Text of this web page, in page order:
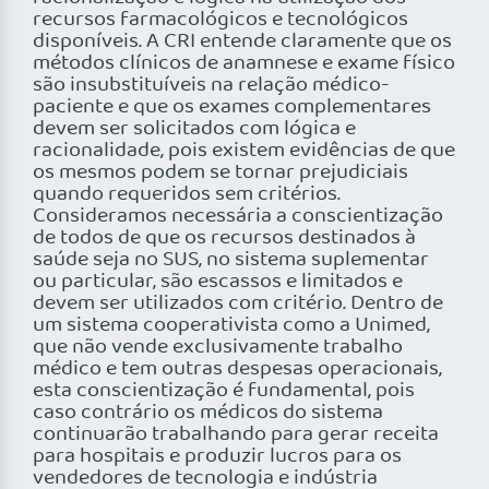
recursos farmacológicos e tecnológicos
disponíveis. A CRI entende claramente que os
métodos clínicos de anamnese e exame físico
são insubstituíveis na relação médico-
paciente e que os exames complementares
devem ser solicitados com lógica e
racionalidade, pois existem evidências de que
os mesmos podem se tornar prejudiciais
quando requeridos sem critérios.
Consideramos necessária a conscientização
de todos de que os recursos destinados à
saúde seja no SUS, no sistema suplementar
ou particular, são escassos e limitados e
devem ser utilizados com critério. Dentro de
um sistema cooperativista como a Unimed,
que não vende exclusivamente trabalho
médico e tem outras despesas operacionais,
esta conscientização é fundamental, pois
caso contrário os médicos do sistema
continuarão trabalhando para gerar receita
para hospitais e produzir lucros para os
vendedores de tecnologia e indústria